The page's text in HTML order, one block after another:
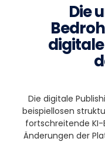
Die
Die digitale
beispiellosen
fortschreitende
Änderungen der